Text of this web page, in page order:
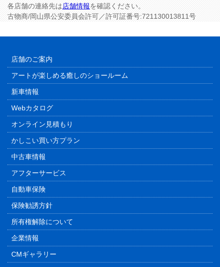
各店舗の連絡先は店舗情報を確認ください。
古物商/岡山県公安委員会許可／許可証番号:721130013811号
店舗のご案内
アートが楽しめる癒しのショールーム
新車情報
Webカタログ
オンライン見積もり
かしこい買い方プラン
中古車情報
アフターサービス
自動車保険
保険勧誘方針
所有権解除について
企業情報
CMギャラリー